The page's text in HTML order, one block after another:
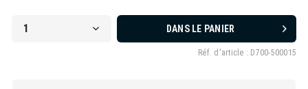
DANS LE PANIER
Réf. d'article : D700-500015